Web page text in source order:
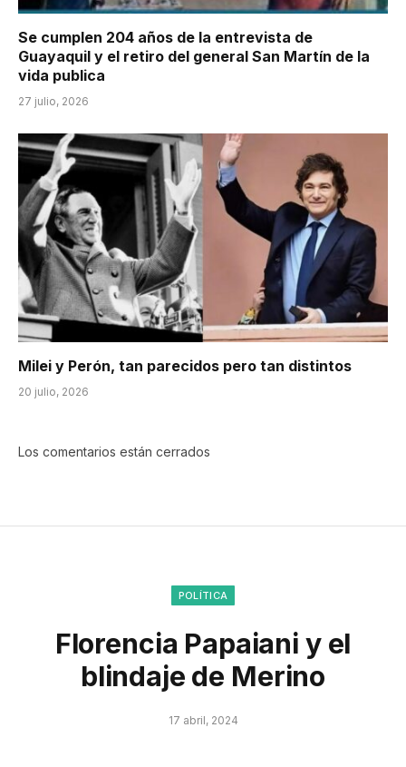
Se cumplen 204 años de la entrevista de
Guayaquil y el retiro del general San Martín de la
vida publica
27 julio, 2026
Milei y Perón, tan parecidos pero tan distintos
20 julio, 2026
Los comentarios están cerrados
POLÍTICA
Florencia Papaiani y el
blindaje de Merino
17 abril, 2024